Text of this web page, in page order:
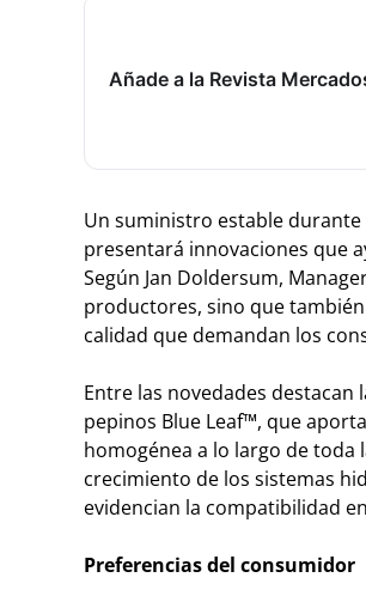
Añade a la Revista
Un suministro estable
presentará innovaciones que
Según Jan Doldersum,
productores, sino que
calidad que demandan los
Entre las novedades
pepinos Blue Leaf™, que
homogénea a lo largo de
crecimiento de los sistemas
evidencian la compatibilidad
Preferencias del consumidor